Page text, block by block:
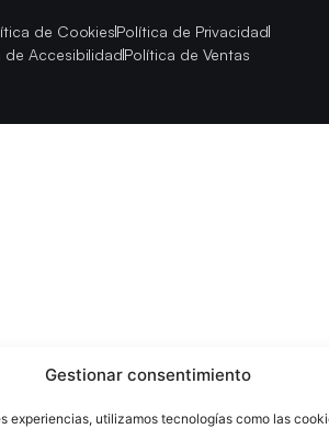
Gestionar consentimiento
experiencias, utilizamos tecnologías como las
de CookiesPolítica de Privacidad
de AccesibilidadPolítica de Ventas